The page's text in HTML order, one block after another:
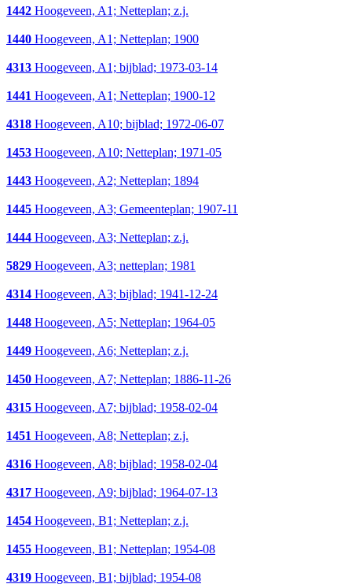
1442 Hoogeveen, A1; Netteplan; z.j.
1440 Hoogeveen, A1; Netteplan; 1900
4313 Hoogeveen, A1; bijblad; 1973-03-14
1441 Hoogeveen, A1; Netteplan; 1900-12
4318 Hoogeveen, A10; bijblad; 1972-06-07
1453 Hoogeveen, A10; Netteplan; 1971-05
1443 Hoogeveen, A2; Netteplan; 1894
1445 Hoogeveen, A3; Gemeenteplan; 1907-11
1444 Hoogeveen, A3; Netteplan; z.j.
5829 Hoogeveen, A3; netteplan; 1981
4314 Hoogeveen, A3; bijblad; 1941-12-24
1448 Hoogeveen, A5; Netteplan; 1964-05
1449 Hoogeveen, A6; Netteplan; z.j.
1450 Hoogeveen, A7; Netteplan; 1886-11-26
4315 Hoogeveen, A7; bijblad; 1958-02-04
1451 Hoogeveen, A8; Netteplan; z.j.
4316 Hoogeveen, A8; bijblad; 1958-02-04
4317 Hoogeveen, A9; bijblad; 1964-07-13
1454 Hoogeveen, B1; Netteplan; z.j.
1455 Hoogeveen, B1; Netteplan; 1954-08
4319 Hoogeveen, B1; bijblad; 1954-08